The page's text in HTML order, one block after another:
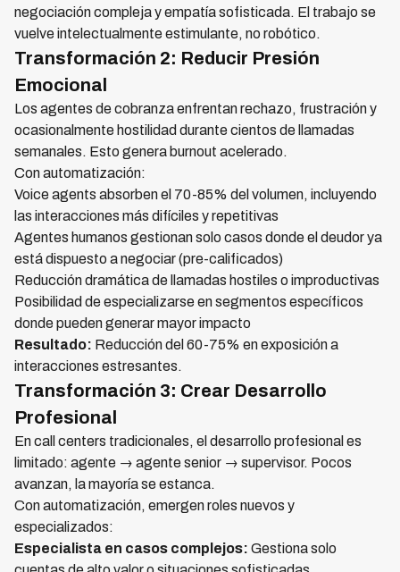
negociación compleja y empatía sofisticada. El trabajo se
vuelve intelectualmente estimulante, no robótico.
Transformación 2: Reducir Presión
Emocional
Los agentes de cobranza enfrentan rechazo, frustración y
ocasionalmente hostilidad durante cientos de llamadas
semanales. Esto genera burnout acelerado.
Con automatización:
Voice agents absorben el 70-85% del volumen, incluyendo
las interacciones más difíciles y repetitivas
Agentes humanos gestionan solo casos donde el deudor ya
está dispuesto a negociar (pre-calificados)
Reducción dramática de llamadas hostiles o improductivas
Posibilidad de especializarse en segmentos específicos
donde pueden generar mayor impacto
Resultado: Reducción del 60-75% en exposición a
interacciones estresantes.
Transformación 3: Crear Desarrollo
Profesional
En call centers tradicionales, el desarrollo profesional es
limitado: agente → agente senior → supervisor. Pocos
avanzan, la mayoría se estanca.
Con automatización, emergen roles nuevos y
especializados:
Especialista en casos complejos: Gestiona solo